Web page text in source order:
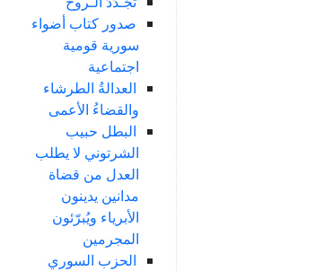
صدور كتاب أضواء
سورية قومية
اجتماعية
العدالةُ الطرشاء
والقضاءُ الأعمى
البطل حبيب
الشرتوني لا يطلب
العدل من قضاة
مدانين يدينون
الأبرياء ويُبرّئون
المجرمين
الحزب السوري